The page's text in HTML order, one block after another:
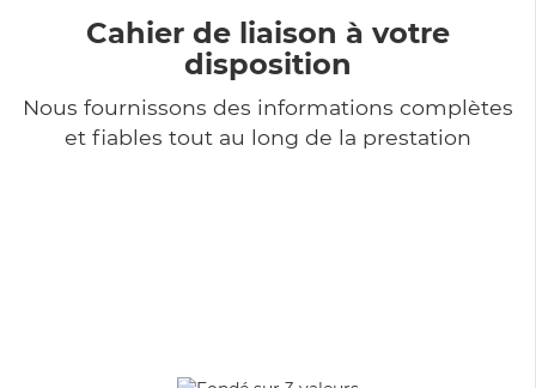
Cahier de liaison à votre
disposition
Nous fournissons des informations complètes
et fiables tout au long de la prestation